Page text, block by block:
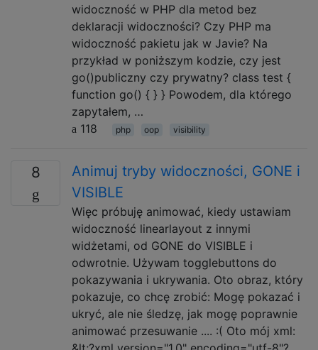
widoczność w PHP dla metod bez
deklaracji widoczności? Czy PHP ma
widoczność pakietu jak w Javie? Na
przykład w poniższym kodzie, czy jest
go()publiczny czy prywatny? class test {
function go() { } } Powodem, dla którego
zapytałem, …
118
php oop visibility
8
Animuj tryby widoczności, GONE i
VISIBLE
Więc próbuję animować, kiedy ustawiam
widoczność linearlayout z innymi
widżetami, od GONE do VISIBLE i
odwrotnie. Używam togglebuttons do
pokazywania i ukrywania. Oto obraz, który
pokazuje, co chcę zrobić: Mogę pokazać i
ukryć, ale nie śledzę, jak mogę poprawnie
animować przesuwanie .... :( Oto mój xml: